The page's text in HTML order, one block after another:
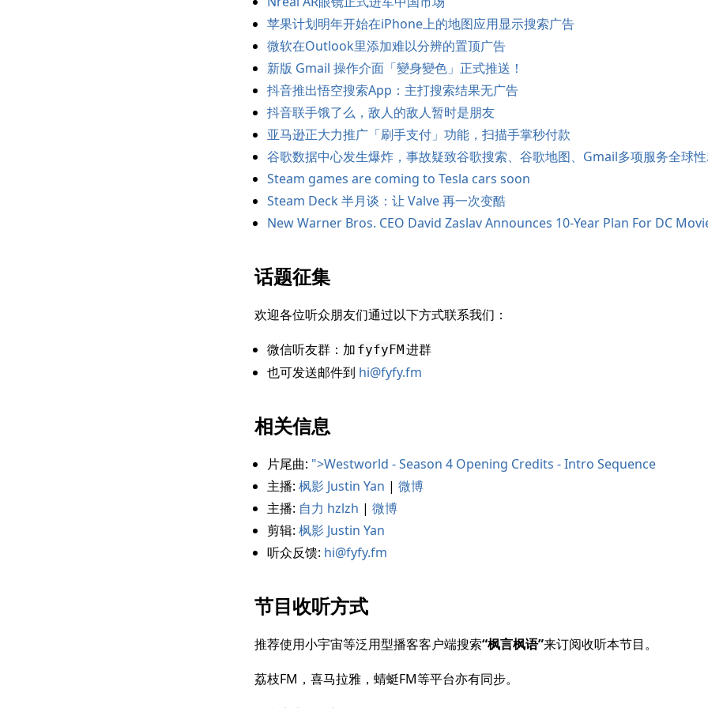
苹果计划明年开始在iPhone上的地图应用显示搜索广告
微软在Outlook里添加难以分辨的置顶广告
新版 Gmail 操作介面「變身變色」正式推送！
抖音推出悟空搜索App：主打搜索结果无广告
抖音联手饿了么，敌人的敌人暂时是朋友
亚马逊正大力推广「刷手支付」功能，扫描手掌秒付款
谷歌数据中心发生爆炸，事故疑致谷歌搜索、谷歌地图、Gmail多项服务全球
Steam games are coming to Tesla cars soon
Steam Deck 半月谈：让 Valve 再一次变酷
New Warner Bros. CEO David Zaslav Announces 10-Year Plan For DC
话题征集
欢迎各位听众朋友们通过以下方式联系我们：
微信听友群：加 fyfyFM进群
也可发送邮件到 hi@fyfy.fm
相关信息
片尾曲: ">Westworld - Season 4 Opening Credits - Intro Sequence
主播: 枫影 Justin Yan | 微博
主播: 自力 hzlzh | 微博
剪辑: 枫影 Justin Yan
听众反馈: hi@fyfy.fm
节目收听方式
推荐使用小宇宙等泛用型播客客户端搜索“枫言枫语”来订阅收听本节目。
荔枝FM，喜马拉雅，蜻蜓FM等平台亦有同步。